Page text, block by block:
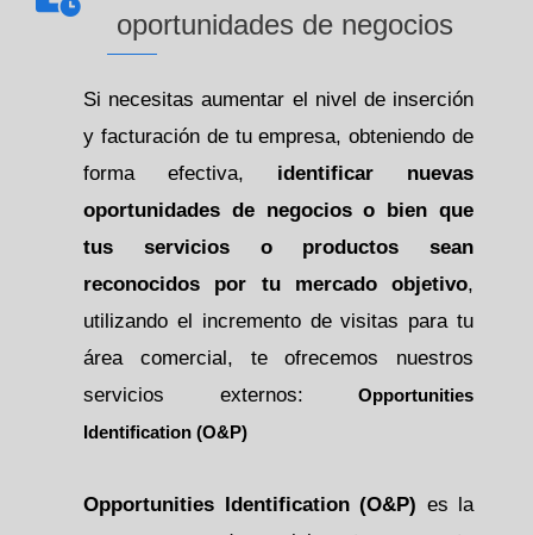
oportunidades de negocios
Si necesitas aumentar el nivel de inserción
y facturación de tu empresa, obteniendo de
forma efectiva, identificar nuevas
oportunidades de negocios o bien que
tus servicios o productos sean
reconocidos por tu mercado objetivo,
utilizando el incremento de visitas para tu
área comercial, te ofrecemos nuestros
servicios externos: Opportunities
Identification (O&P)
Opportunities Identification (O&P) es la